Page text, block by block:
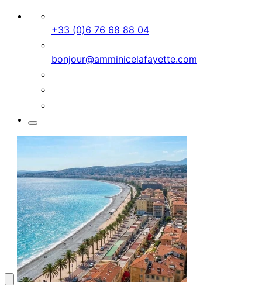
+33 (0)6 76 68 88 04
bonjour@amminicelafayette.com